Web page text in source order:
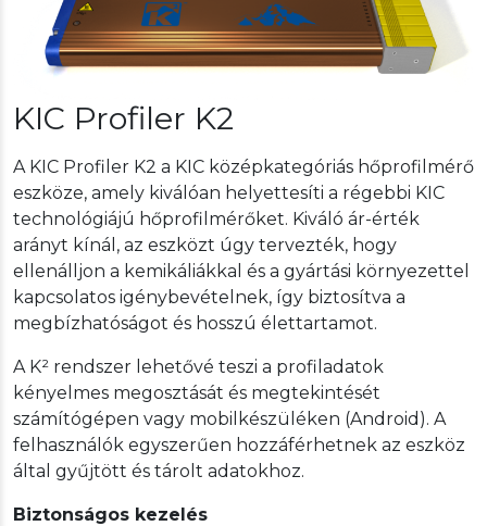
KIC Profiler K2
A KIC Profiler K2 a KIC középkategóriás hőprofilmérő
eszköze, amely kiválóan helyettesíti a régebbi KIC
technológiájú hőprofilmérőket. Kiváló ár-érték
arányt kínál, az eszközt úgy tervezték, hogy
ellenálljon a kemikáliákkal és a gyártási környezettel
kapcsolatos igénybevételnek, így biztosítva a
megbízhatóságot és hosszú élettartamot.
A K² rendszer lehetővé teszi a profiladatok
kényelmes megosztását és megtekintését
számítógépen vagy mobilkészüléken (Android). A
felhasználók egyszerűen hozzáférhetnek az eszköz
által gyűjtött és tárolt adatokhoz.
Biztonságos kezelés